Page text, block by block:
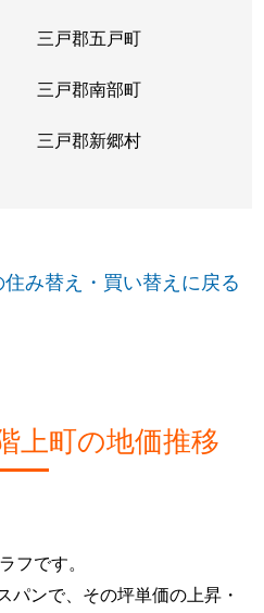
三戸郡五戸町
三戸郡南部町
三戸郡新郷村
み替え・買い替えに戻る
上町の地価推移
フです。
パンで、その坪単価の上昇・